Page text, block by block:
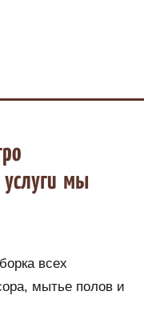
мы
всех
мытье полов и